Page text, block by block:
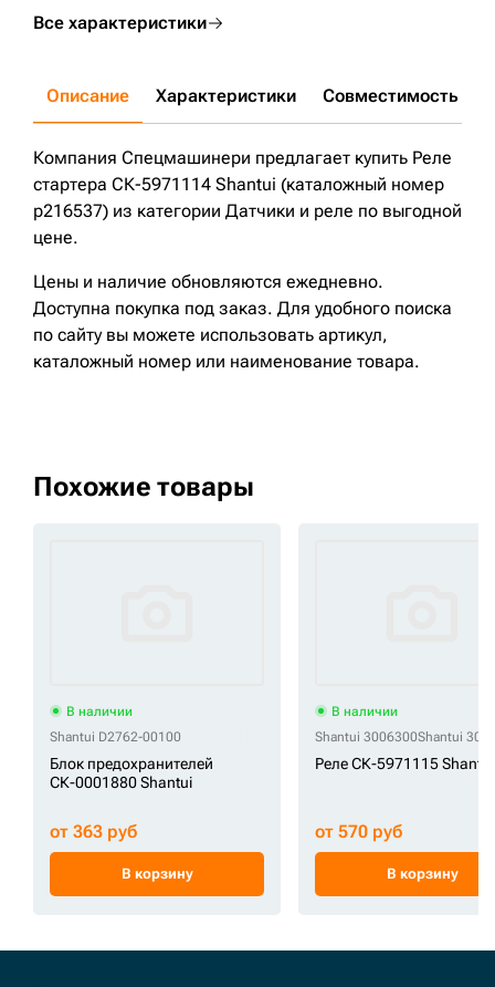
Все характеристики
Описание Характеристики Совместимость
Компания Спецмашинери предлагает купить Реле
стартера СК-5971114 Shantui (каталожный номер
p216537) из категории Датчики и реле по выгодной
цене.
Цены и наличие обновляются ежедневно.
Доступна покупка под заказ. Для удобного поиска
по сайту вы можете использовать артикул,
каталожный номер или наименование товара.
Похожие товары
В наличии
Shantui D2762-00100
Блок предохранителей
СК-0001880 Shantui
от 363 руб
В корзину
В наличии
Shantui 3006300Shantui
Реле СК-5971115 Shantui
от 570 руб
В корзину